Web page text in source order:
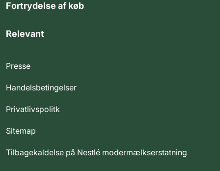
Fortrydelse af køb
Relevant
Presse
Handelsbetingelser
Privatlivspolitk
Sitemap
Tilbagekaldelse på Nestlé modermælkserstatning